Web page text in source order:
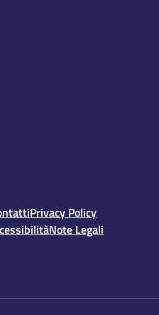
Privacy Policy
Note Legali